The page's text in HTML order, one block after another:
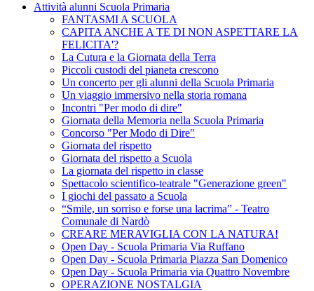
Attività alunni Scuola Primaria
FANTASMI A SCUOLA
CAPITA ANCHE A TE DI NON ASPETTARE LA
FELICITA'?
La Cutura e la Giornata della Terra
Piccoli custodi del pianeta crescono
Un concerto per gli alunni della Scuola Primaria
Un viaggio immersivo nella storia romana
Incontri "Per modo di dire"
Giornata della Memoria nella Scuola Primaria
Concorso "Per Modo di Dire"
Giornata del rispetto
Giornata del rispetto a Scuola
La giornata del rispetto in classe
Spettacolo scientifico-teatrale "Generazione green"
I giochi del passato a Scuola
“Smile, un sorriso e forse una lacrima” - Teatro
Comunale di Nardò
CREARE MERAVIGLIA CON LA NATURA!
Open Day - Scuola Primaria Via Ruffano
Open Day - Scuola Primaria Piazza San Domenico
Open Day - Scuola Primaria via Quattro Novembre
OPERAZIONE NOSTALGIA